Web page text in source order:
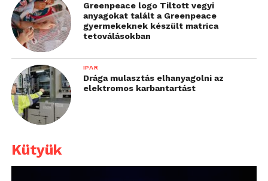
Greenpeace logo Tiltott vegyi
anyagokat talált a Greenpeace
gyermekeknek készült matrica
tetoválásokban
IPAR
Drága mulasztás elhanyagolni az
elektromos karbantartást
Kütyük